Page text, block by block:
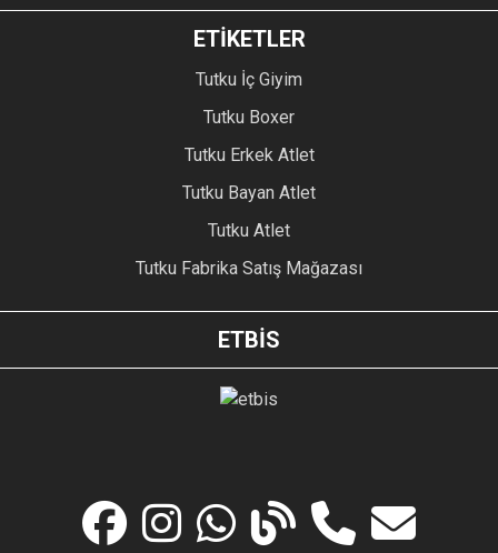
ETİKETLER
Tutku İç Giyim
Tutku Boxer
Tutku Erkek Atlet
Tutku Bayan Atlet
Tutku Atlet
Tutku Fabrika Satış Mağazası
ETBİS